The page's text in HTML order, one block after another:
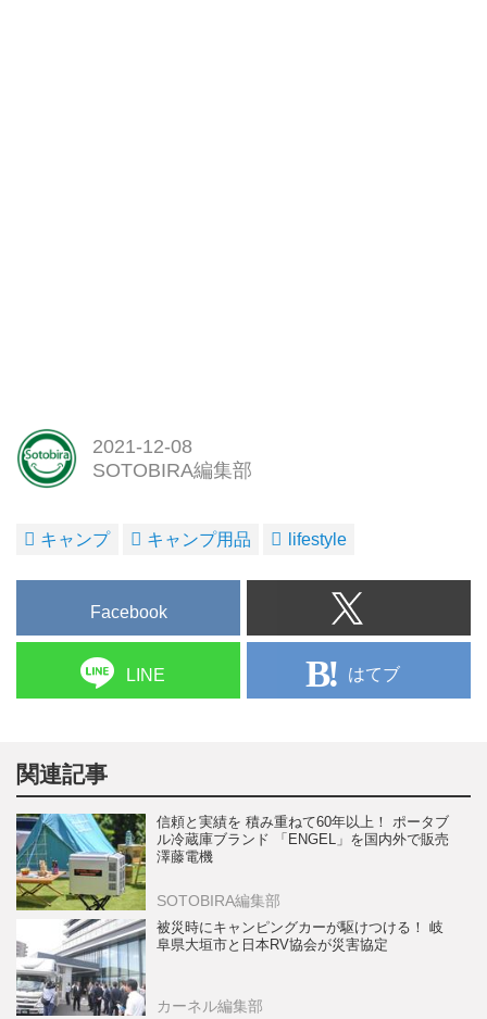
2021-12-08
SOTOBIRA編集部
キャンプ キャンプ用品 lifestyle
Facebook
LINE はてブ
関連記事
信頼と実績を 積み重ねて60年以上！ ポータブ
ル冷蔵庫ブランド 「ENGEL」を国内外で販売
澤藤電機
SOTOBIRA編集部
被災時にキャンピングカーが駆けつける！ 岐
阜県大垣市と日本RV協会が災害協定
カーネル編集部